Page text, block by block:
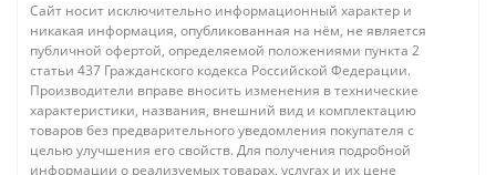
Сайт носит исключительно информационный характер и
никакая информация, опубликованная на нём, не является
публичной офертой, определяемой положениями пункта 2
статьи 437 Гражданского кодекса Российской Федерации.
Производители вправе вносить изменения в технические
характеристики, названия, внешний вид и комплектацию
товаров без предварительного уведомления покупателя с
целью улучшения его свойств. Для получения подробной
информации о реализуемых товарах, услугах и их цене